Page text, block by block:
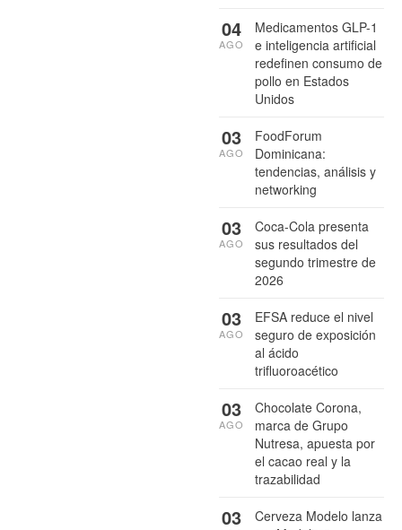
Medicamentos GLP-1
e inteligencia artificial
redefinen consumo de
pollo en Estados
Unidos
04
AGO
FoodForum
Dominicana:
tendencias, análisis y
networking
03
AGO
Coca-Cola presenta
sus resultados del
segundo trimestre de
2026
03
AGO
EFSA reduce el nivel
seguro de exposición
al ácido
trifluoroacético
03
AGO
Chocolate Corona,
marca de Grupo
Nutresa, apuesta por
el cacao real y la
trazabilidad
03
AGO
Cerveza Modelo lanza
03